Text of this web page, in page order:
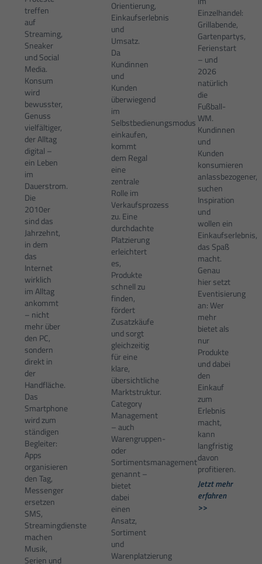
treffen
auf
Streaming,
Sneaker
und Social
Media.
Konsum
wird
bewusster,
Genuss
vielfältiger,
der Alltag
digital –
ein Leben
im
Dauerstrom.
Die
2010er
sind das
Jahrzehnt,
in dem
das
Internet
wirklich
im Alltag
ankommt
– nicht
mehr über
den PC,
sondern
direkt in
der
Handfläche.
Das
Smartphone
wird zum
ständigen
Begleiter:
Apps
organisieren
den Tag,
Messenger
ersetzen
SMS,
Streamingdienste
machen
Musik,
Serien und
Orientierung,
Einkaufserlebnis
und
Umsatz.
Da
Kundinnen
und
Kunden
überwiegend
im
Selbstbedienungsmodus
einkaufen,
kommt
dem Regal
eine
zentrale
Rolle im
Verkaufsprozess
zu. Eine
durchdachte
Platzierung
erleichtert
es,
Produkte
schnell zu
finden,
fördert
Zusatzkäufe
und sorgt
gleichzeitig
für eine
klare,
übersichtliche
Marktstruktur.
Category
Management
– auch
Warengruppen-
oder
Sortimentsmanagement
genannt –
bietet
dabei
einen
Ansatz,
Sortiment
und
Warenplatzierung
Einzelhandel:
Grillabende,
Gartenpartys,
Ferienstart
– und
2026
natürlich
die
Fußball-
WM.
Kundinnen
und
Kunden
konsumieren
anlassbezogener,
suchen
Inspiration
und
wollen ein
Einkaufserlebnis,
das Spaß
macht.
Genau
hier setzt
Eventisierung
an: Wer
mehr
bietet als
nur
Produkte
und dabei
den
Einkauf
zum
Erlebnis
macht,
kann
langfristig
davon
profitieren.
Jetzt mehr
erfahren
>>